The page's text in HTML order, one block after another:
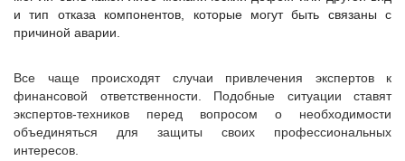
и тип отказа компонентов, которые могут быть связаны с
причиной аварии.
Все чаще происходят случаи привлечения экспертов к
финансовой ответственности. Подобные ситуации ставят
экспертов-техников перед вопросом о необходимости
объединяться для защиты своих профессиональных
интересов.